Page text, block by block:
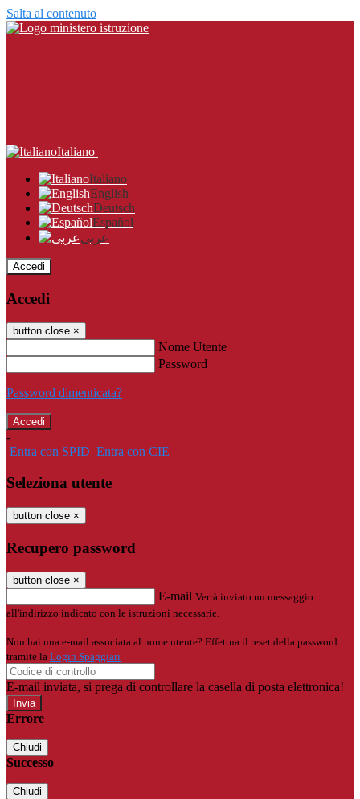
Salta al contenuto
Italiano
Italiano
English
Deutsch
Español
عربى
Accedi
Accedi
button close ×
Nome Utente
Password
Password dimenticata?
-
Entra con SPID Entra con CIE
Seleziona utente
button close ×
Recupero password
button close ×
E-mail Verrà inviato un messaggio
all'indirizzo indicato con le istruzioni necessarie.
Non hai una e-mail associata al nome utente? Effettua il reset della password
tramite la Login Spaggiari
E-mail inviata, si prega di controllare la casella di posta elettronica!
Errore
Chiudi
Successo
Chiudi